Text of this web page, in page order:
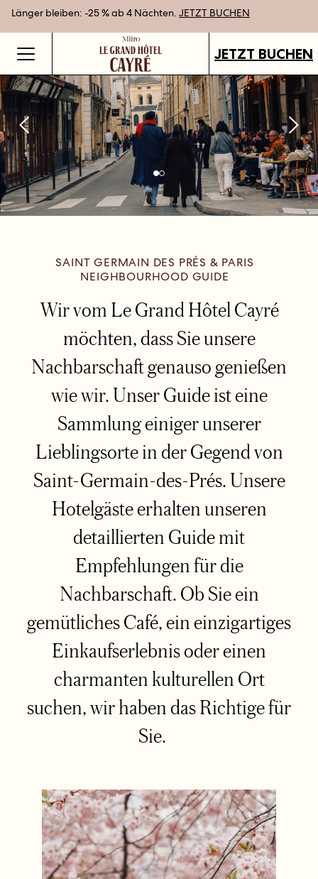
Länger bleiben: -25 % ab 4 Nächten. JETZT BUCHEN
Geschenkgutscheine jetzt an all unseren Standorten verfügbar.
Bestpreisgarantie bei Direktbuchung
JETZT BUCHEN
SAINT GERMAIN DES PRÉS & PARIS
NEIGHBOURHOOD GUIDE
Wir vom Le Grand Hôtel Cayré
möchten, dass Sie unsere
Nachbarschaft genauso genießen
wie wir. Unser Guide ist eine
Sammlung einiger unserer
Lieblingsorte in der Gegend von
Saint-Germain-des-Prés. Unsere
Hotelgäste erhalten unseren
detaillierten Guide mit
Empfehlungen für die
Nachbarschaft. Ob Sie ein
gemütliches Café, ein einzigartiges
Einkaufserlebnis oder einen
charmanten kulturellen Ort
suchen, wir haben das Richtige für
Sie.